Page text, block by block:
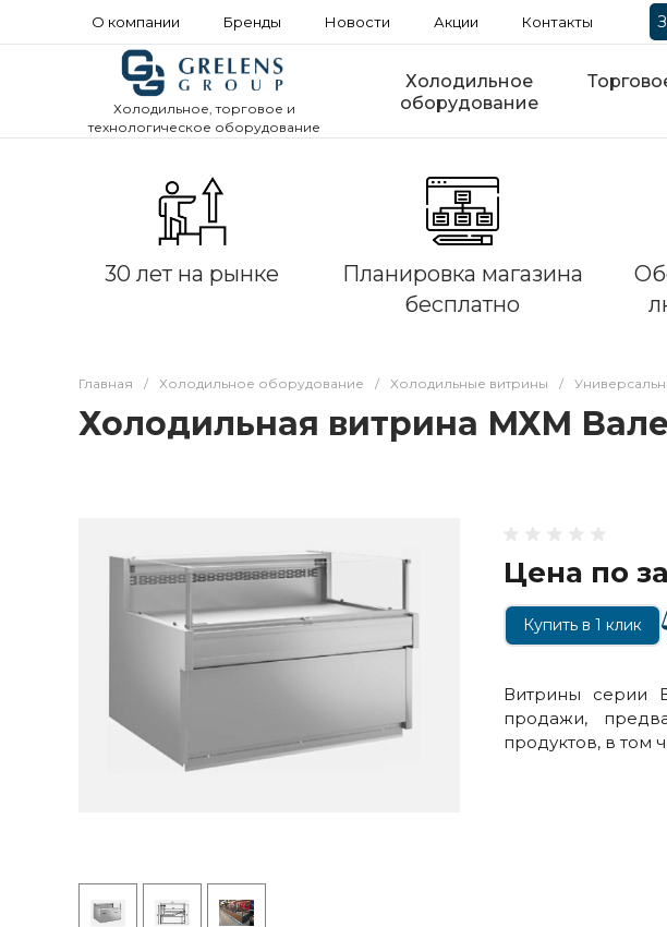
О компании Бренды Новости Акции Контакты
Холодильное, торговое и
технологическое оборудование
Холодильное
оборудование
30 лет на рынке
Планировка магазина
бесплатно
Главная / Холодильное оборудование / Холодильные витрины /
Холодильная витрина МХМ
Цена по
Купить в 1 клик
Витрины серии
продажи,
продуктов, в том